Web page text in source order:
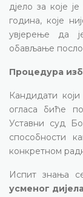
дјело за које
година, које
увјерење да
обављање
Процедура
Кандидати
огласа биће
Уставни суд
способности
конкретном
Испит знања
усменог